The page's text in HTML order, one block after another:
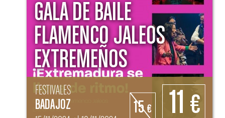
GALA DE BAILE
FLAMENCO JALEOS
EXTREMEÑOS
FESTIVALES
BADAJOZ 15€ 11 €